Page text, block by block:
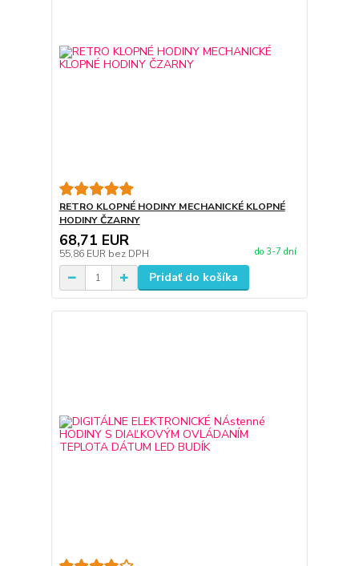
RETRO KLOPNÉ HODINY MECHANICKÉ KLOPNÉ
HODINY ČZARNY
68,71 EUR
55,86 EUR bez DPH do 3-7 dní
Pridať do košíka